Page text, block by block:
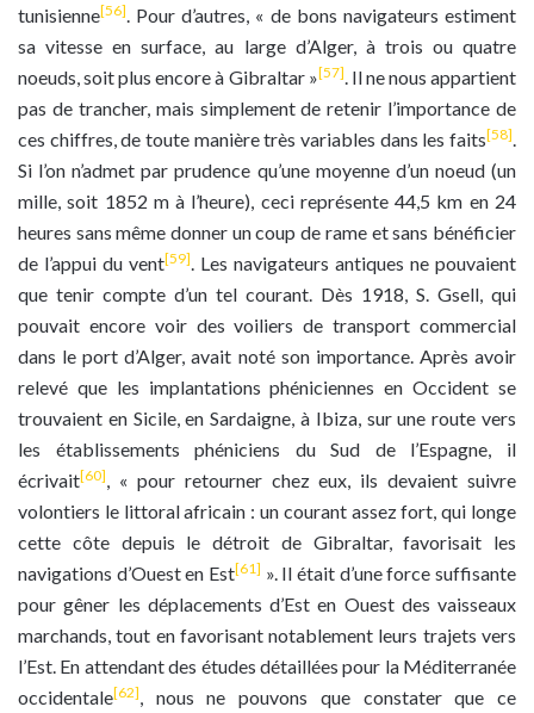
tunisienne[56]. Pour d’autres, « de bons navigateurs estiment
sa vitesse en surface, au large d’Alger, à trois ou quatre
noeuds, soit plus encore à Gibraltar »[57]. Il ne nous appartient
pas de trancher, mais simplement de retenir l’importance de
ces chiffres, de toute manière très variables dans les faits[58].
Si l’on n’admet par prudence qu’une moyenne d’un noeud (un
mille, soit 1852 m à l’heure), ceci représente 44,5 km en 24
heures sans même donner un coup de rame et sans bénéficier
de l’appui du vent[59]. Les navigateurs antiques ne pouvaient
que tenir compte d’un tel courant. Dès 1918, S. Gsell, qui
pouvait encore voir des voiliers de transport commercial
dans le port d’Alger, avait noté son importance. Après avoir
relevé que les implantations phéniciennes en Occident se
trouvaient en Sicile, en Sardaigne, à Ibiza, sur une route vers
les établissements phéniciens du Sud de l’Espagne, il
écrivait[60], « pour retourner chez eux, ils devaient suivre
volontiers le littoral africain : un courant assez fort, qui longe
cette côte depuis le détroit de Gibraltar, favorisait les
navigations d’Ouest en Est[61] ». Il était d’une force suffisante
pour gêner les déplacements d’Est en Ouest des vaisseaux
marchands, tout en favorisant notablement leurs trajets vers
l’Est. En attendant des études détaillées pour la Méditerranée
occidentale[62], nous ne pouvons que constater que ce